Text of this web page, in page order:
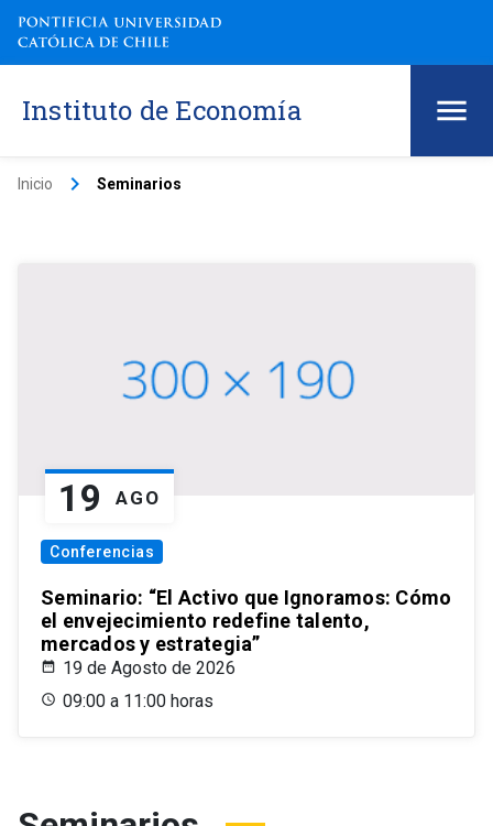
Instituto de Economía
Inicio keyboard_arrow_right Seminarios
19 AGO
Conferencias
Seminario: “El Activo que Ignoramos: Cómo
el envejecimiento redefine talento,
mercados y estrategia”
19 de Agosto de 2026
09:00 a 11:00 horas